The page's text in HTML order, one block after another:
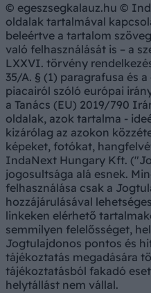
© egeszsegkalauz.hu ©
oldalak tartalmával
beleértve a tartalom
való felhasználását is – a
LXXVI. törvény
35/A. § (1) paragrafusa és
piacairól szóló európai
a Tanács (EU) 2019/790
oldalak, azok tartalma -
kizárólag az azokon
képeket, fotókat,
IndaNext Hungary Kft.
jogosultsága alá esnek.
felhasználása csak a
hozzájárulásával
linkeken elérhető
semmilyen felelősséget,
Jogtulajdonos pontos és
tájékoztatás megadására
tájékoztatásból fakadó
helytállást nem vállal.